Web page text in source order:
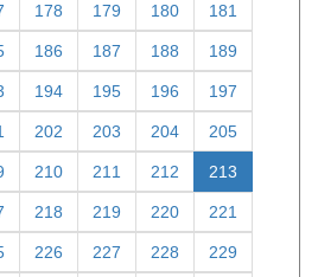
178 179 180 181
186 187 188 189
194 195 196 197
202 203 204 205
210 211 212 213
218 219 220 221
226 227 228 229